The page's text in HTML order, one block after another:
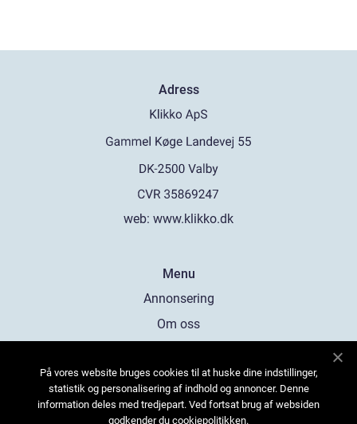
Adress
web: www.klikko.dk
Menu
Annonsering
Om oss
Kontakta oss
Sitemap
På vores website bruges cookies til at huske dine indstillinger,
statistik og personalisering af indhold og annoncer. Denne
information deles med tredjepart. Ved fortsat brug af websiden
godkender du cookiepolitikken.